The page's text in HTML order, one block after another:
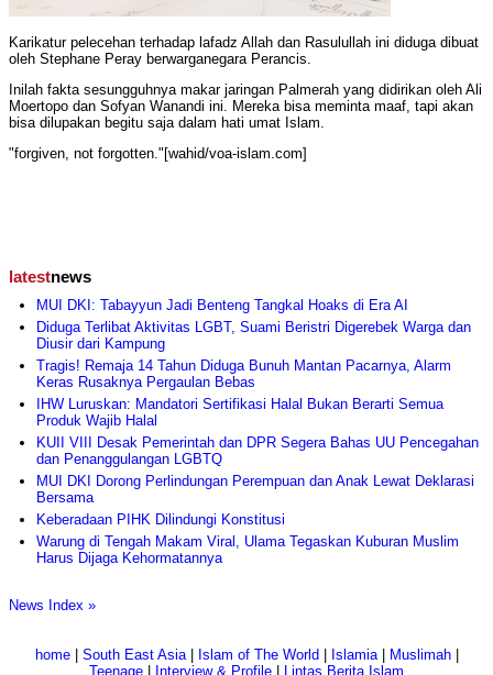
Karikatur pelecehan terhadap lafadz Allah dan Rasulullah ini diduga dibuat
oleh Stephane Peray berwarganegara Perancis.
Inilah fakta sesungguhnya makar jaringan Palmerah yang didirikan oleh Ali
Moertopo dan Sofyan Wanandi ini. Mereka bisa meminta maaf, tapi akan
bisa dilupakan begitu saja dalam hati umat Islam.
"forgiven, not forgotten."[wahid/voa-islam.com]
latestnews
MUI DKI: Tabayyun Jadi Benteng Tangkal Hoaks di Era AI
Diduga Terlibat Aktivitas LGBT, Suami Beristri Digerebek Warga dan
Diusir dari Kampung
Tragis! Remaja 14 Tahun Diduga Bunuh Mantan Pacarnya, Alarm
Keras Rusaknya Pergaulan Bebas
IHW Luruskan: Mandatori Sertifikasi Halal Bukan Berarti Semua
Produk Wajib Halal
KUII VIII Desak Pemerintah dan DPR Segera Bahas UU Pencegahan
dan Penanggulangan LGBTQ
MUI DKI Dorong Perlindungan Perempuan dan Anak Lewat Deklarasi
Bersama
Keberadaan PIHK Dilindungi Konstitusi
Warung di Tengah Makam Viral, Ulama Tegaskan Kuburan Muslim
Harus Dijaga Kehormatannya
News Index »
home| South East Asia| Islam of The World Islamia| Muslimah|
Teenage
Interview & Profile Lintas Berita Islam